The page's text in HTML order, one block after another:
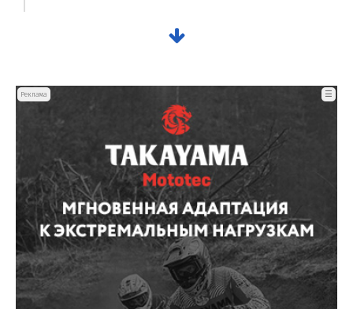
Реклама ☰